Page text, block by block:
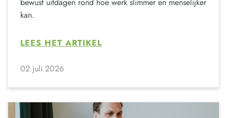
kan.
LEES HET ARTIKEL
02 juli 2026